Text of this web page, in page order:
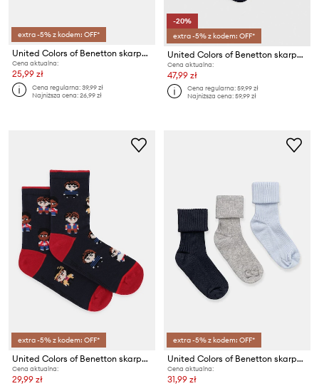
extra -5% z kodem: OFF*
United Colors of Benetton skarpetki dziecięce
Cena aktualna:
25,99 zł
Cena regularna:39,99 zł
Najniższa cena:26,99 zł
-20%
extra -5% z kodem: OFF*
United Colors of Benetton skarpetki dziecięce 4-pack
Cena aktualna:
47,99 zł
Cena regularna:59,99 zł
Najniższa cena:59,99 zł
extra -5% z kodem: OFF*
United Colors of Benetton skarpetki dziecięce z bawełną
Cena aktualna:
29,99 zł
extra -5% z kodem: OFF*
United Colors of Benetton skarpety dziecięce 3-pack
Cena aktualna:
31,99 zł